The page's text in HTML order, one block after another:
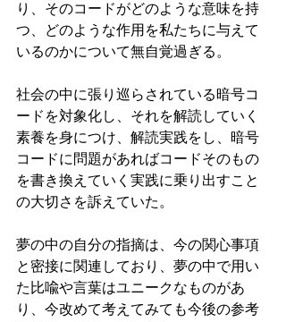
り、そのコードがどのような意味を持
つ、どのような作用を私たちに与えて
いるのかについて無自覚過ぎる。
社会の中に張り巡らされている暗号コ
ードを対象化し、それを解読していく
素養を身につけ、解読実践をし、暗号
コードに問題があればコードそのもの
を書き換えていく実践に乗り出すこと
の大切さを訴えていた。
夢の中の自分の指摘は、今の関心事項
と密接に関連しており、夢の中で用い
た比喩や言葉はユニークなものがあ
り、今改めて考えてみても今後の参考